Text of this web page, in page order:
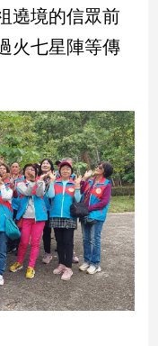
遶境的信眾前
火七星陣等傳